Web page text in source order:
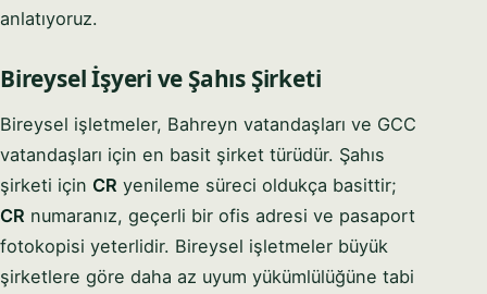
anlatıyoruz.
Bireysel İşyeri ve Şahıs Şirketi
Bireysel işletmeler, Bahreyn vatandaşları ve GCC
vatandaşları için en basit şirket türüdür. Şahıs
şirketi için CR yenileme süreci oldukça basittir;
CR numaranız, geçerli bir ofis adresi ve pasaport
fotokopisi yeterlidir. Bireysel işletmeler büyük
şirketlere göre daha az uyum yükümlülüğüne tabi